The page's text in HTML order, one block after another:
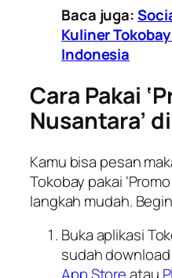
Baca juga:
Kuliner
Indonesia
Cara Pakai
Nusantara’
Kamu bisa pesan
Tokobay pakai
langkah mudah.
Buka aplikasi
sudahdownload